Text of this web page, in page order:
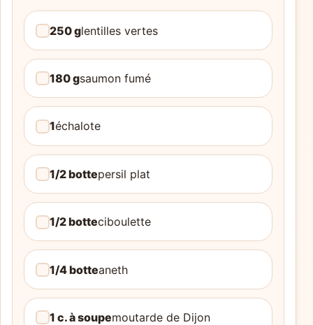
250 glentilles vertes
180 gsaumon fumé
1échalote
1/2 bottepersil plat
1/2 botteciboulette
1/4 botteaneth
1 c. à soupemoutarde de Dijon